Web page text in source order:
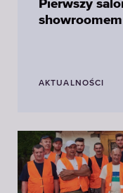
Pierwszy
AKTUALNOŚCI